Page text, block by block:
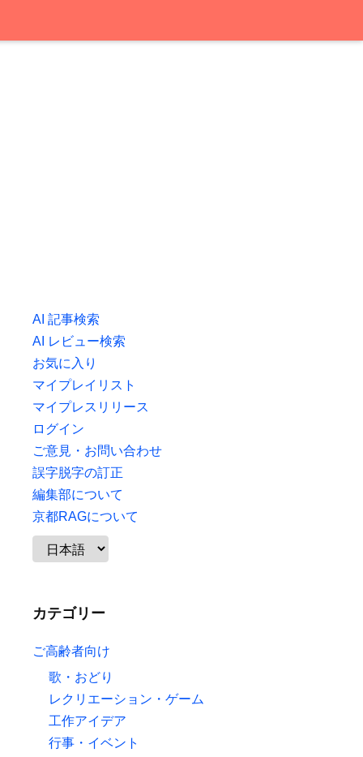
AI 記事検索
AI レビュー検索
お気に入り
マイプレイリスト
マイプレスリリース
ログイン
ご意見・お問い合わせ
誤字脱字の訂正
編集部について
京都RAGについて
カテゴリー
ご高齢者向け
歌・おどり
レクリエーション・ゲーム
工作アイデア
行事・イベント